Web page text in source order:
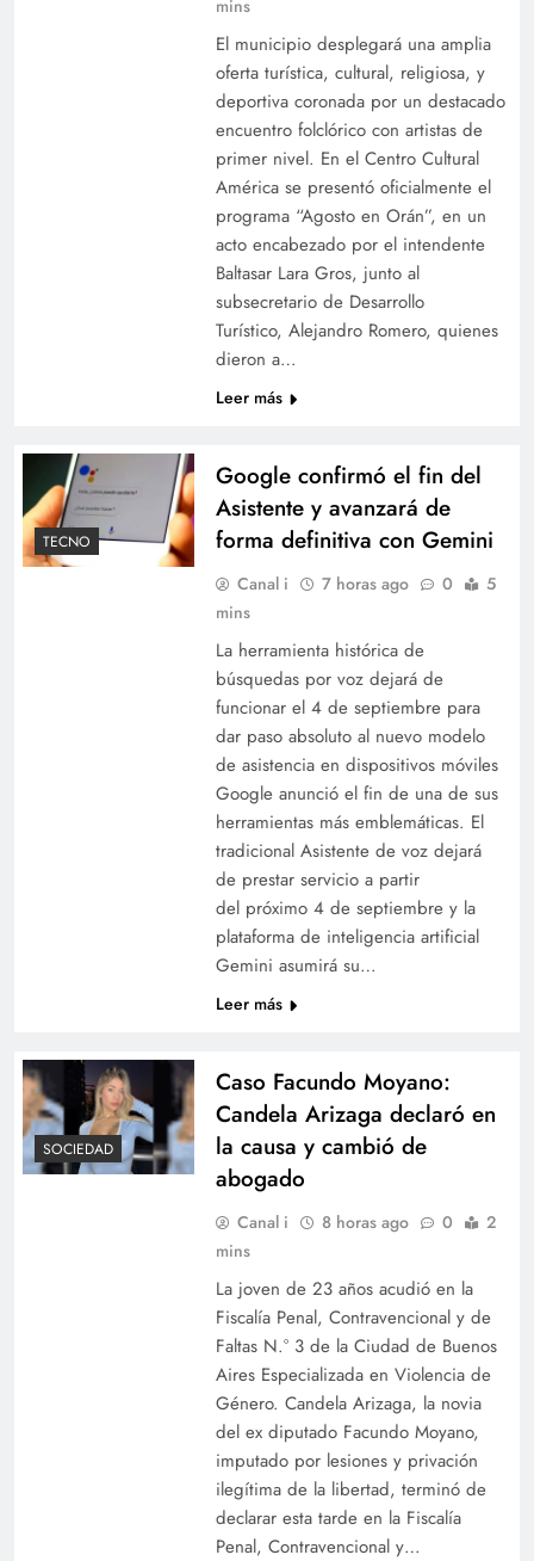
El papa León XIV no visitará Salta durante su
viaje a la Argentina
Orán celebrará su 232° aniversario con una
amplia agenda de actividades y un festival de
alcance nacional
Google confirmó el fin del Asistente y avanzará
de forma definitiva con Gemini
Caso Facundo Moyano: Candela Arizaga
declaró en la causa y cambió de abogado
mins
El municipio desplegará una amplia
oferta turística, cultural, religiosa, y
deportiva coronada por un destacado
encuentro folclórico con artistas de
primer nivel. En el Centro Cultural
América se presentó oficialmente el
programa “Agosto en Orán”, en un
acto encabezado por el intendente
Baltasar Lara Gros, junto al
subsecretario de Desarrollo
Turístico, Alejandro Romero, quienes
dieron a…
Leer más
TECNO
Google confirmó el fin del
Asistente y avanzará de
forma definitiva con Gemini
Canal i 7 horas ago 0
5
mins
La herramienta histórica de
búsquedas por voz dejará de
funcionar el 4 de septiembre para
dar paso absoluto al nuevo modelo
de asistencia en dispositivos móviles
Google anunció el fin de una de sus
herramientas más emblemáticas. El
tradicional Asistente de voz dejará
de prestar servicio a partir
del próximo 4 de septiembre y la
plataforma de inteligencia artificial
Gemini asumirá su…
Leer más
SOCIEDAD
Caso Facundo Moyano:
Candela Arizaga declaró en
la causa y cambió de
abogado
Canal i 8 horas ago 0
2
mins
La joven de 23 años acudió en la
Fiscalía Penal, Contravencional y de
Faltas N.° 3 de la Ciudad de Buenos
Aires Especializada en Violencia de
Género. Candela Arizaga, la novia
del ex diputado Facundo Moyano,
imputado por lesiones y privación
ilegítima de la libertad, terminó de
declarar esta tarde en la Fiscalía
Penal, Contravencional y…